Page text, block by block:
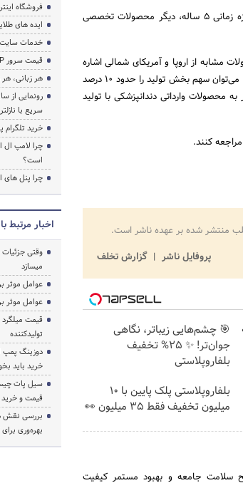
وی بر ادامه روند موجود تاکید کرد و افزود: «به دنبال آن هستیم که ظرف بازه زمانی 5 ساله، دیگر محصولات تخصصی
از اروپا و آمریکای شمالی اشاره
و تصریح کرد: «متاسفانه در تولید صنعت دندانپزشکی کشور دچار فقر هستیم و می‌توان سهم بخش تولید را حدود 10 درصد
وارداتی دندانپزشکی با تولید
منتشر شده بر عهده ناشر است.
پروفایل ناشر
گزارش تخلف
🎯 چشم‌هایی زیباتر، نگاهی
جوان‌تر! ✨ 25% تخفیف
بلفاروپلاستی
بلفاروپلاستی پلک پایین با ۱۰
میلیون تخفیف فقط 3۵ میلیون 👀
جامعه و بهبود مستمر کیفیت
فروشگاه
ایده های
خدمات سایت
قیمت سرور HP/بررسی و خرید سرور اچ پی
هر زبانی،
رونمایی از
سریع با
خرید تلگرام
چرا لامپ ال
است؟
چرا پنل
اخبار مرتبط
وقتی
میسازد
عوامل موثر
عوامل موثر
قیمت میلگرد
تولیدکننده
دوزینگ پمپ
خرید باید
سیل پات
قیمت و
بررسی نقش
بهره‌وری